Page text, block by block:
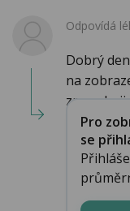
Odpovídá
Dobrý
na
Pro
se